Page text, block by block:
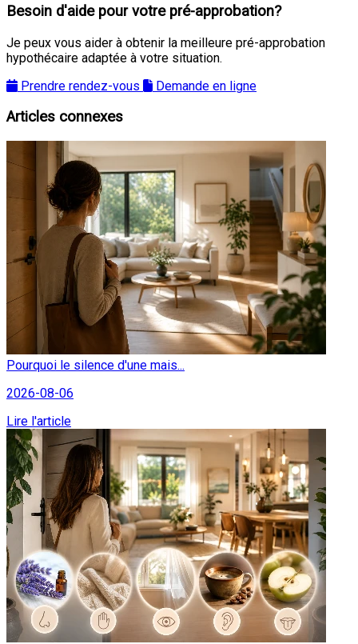
Besoin d'aide pour votre pré-approbation?
Je peux vous aider à obtenir la meilleure pré-approbation
hypothécaire adaptée à votre situation.
Prendre rendez-vous
Demande en ligne
Articles connexes
Pourquoi le silence d'une mais...
2026-08-06
Lire l'article